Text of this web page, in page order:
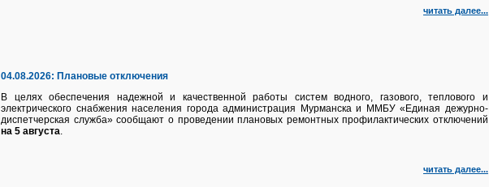
читать далее...
04.08.2026: Плановые отключения
В целях обеспечения надежной и качественной работы систем водного, газового, теплового и
электрического снабжения населения города администрация Мурманска и ММБУ «Единая дежурно-
диспетчерская служба» сообщают о проведении плановых ремонтных профилактических отключений
на 5 августа.
читать далее...